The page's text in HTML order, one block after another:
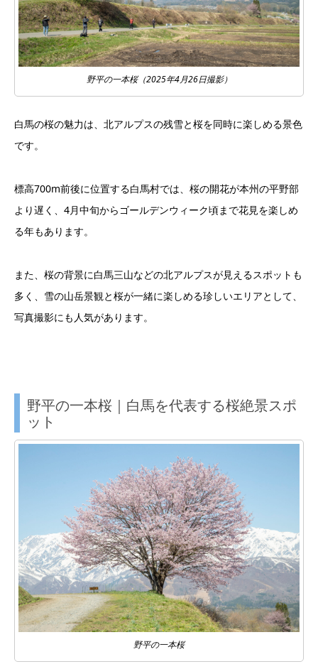
野平の一本桜（2025年4月26日撮影）
白馬の桜の魅力は、北アルプスの残雪と桜を同時に楽しめる景色
です。
標高700m前後に位置する白馬村では、桜の開花が本州の平野部
より遅く、4月中旬からゴールデンウィーク頃まで花見を楽しめ
る年もあります。
また、桜の背景に白馬三山などの北アルプスが見えるスポットも
多く、雪の山岳景観と桜が一緒に楽しめる珍しいエリアとして、
写真撮影にも人気があります。
野平の一本桜｜白馬を代表する桜絶景スポ
ット
野平の一本桜